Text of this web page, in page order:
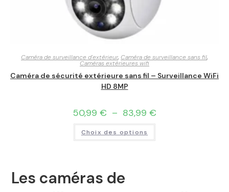
Caméra de surveillance d'extérieur, Caméra de surveillance sans fil,
Caméras extérieures wifi
Caméra de sécurité extérieure sans fil – Surveillance WiFi
HD 8MP
50,99 € – 83,99 €
Choix des options
Les caméras de